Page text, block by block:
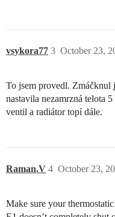
vsykora77 October 23,
3
To jsem provedl. Zmáčknul
nastavila nezamrzná telota
ventil a radiátor topí dále.
Raman.V October 23,
4
Make sure your